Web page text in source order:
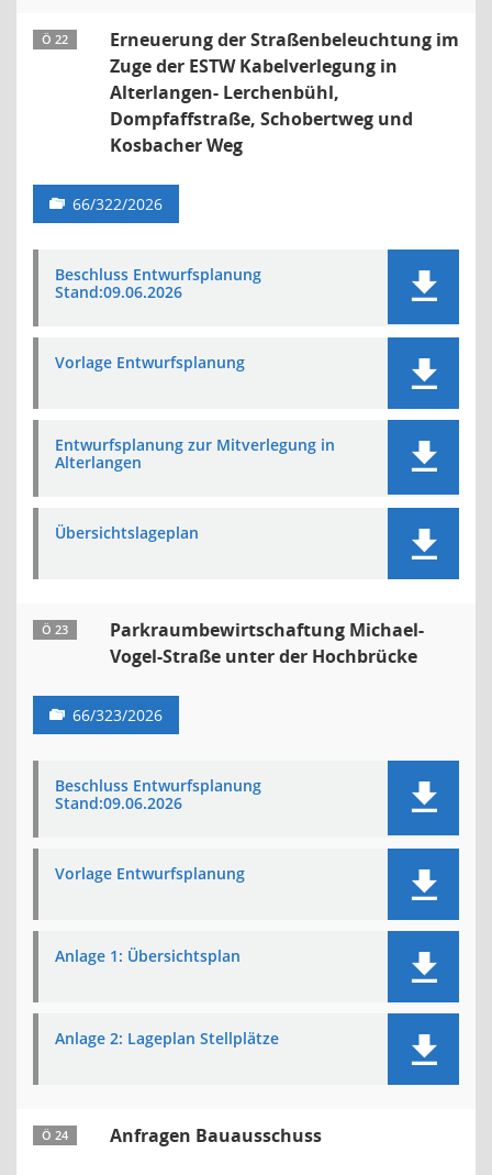
Ö 22
Erneuerung der Straßenbeleuchtung im
Zuge der ESTW Kabelverlegung in
Alterlangen- Lerchenbühl,
Dompfaffstraße, Schobertweg und
Kosbacher Weg
66/322/2026
Beschluss Entwurfsplanung
Stand:09.06.2026
Vorlage Entwurfsplanung
Entwurfsplanung zur Mitverlegung in
Alterlangen
Übersichtslageplan
Ö 23
Parkraumbewirtschaftung Michael-
Vogel-Straße unter der Hochbrücke
66/323/2026
Beschluss Entwurfsplanung
Stand:09.06.2026
Vorlage Entwurfsplanung
Anlage 1: Übersichtsplan
Anlage 2: Lageplan Stellplätze
Ö 24 Anfragen Bauausschuss